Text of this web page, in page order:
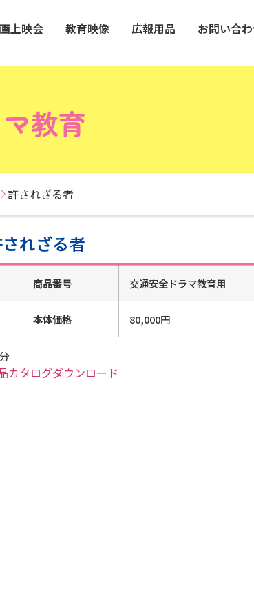
上映会 教育映像 広報用品 お問い合
教育
許されざる者
れざる者
商品番号 交通安全ドラマ教育用
本体価格 80,000円
カタログダウンロード